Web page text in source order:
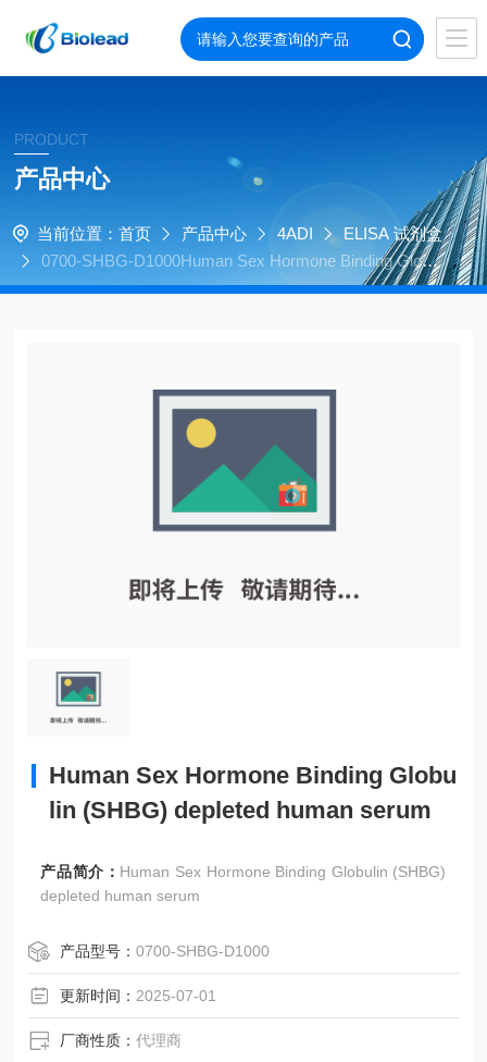
PRODUCT
产品中心
当前位置： 首页 产品中心 4ADI
ELISA 试剂盒
0700-SHBG-D1000Human Sex Hormone Binding Globul
in (SHBG) depleted human serum
Human Sex Hormone Binding Globu
lin (SHBG) depleted human serum
产品简介： Human Sex Hormone Binding Globulin (SHBG)
depleted human serum
产品型号：0700-SHBG-D1000
更新时间： 2025-07-01
厂商性质：代理商